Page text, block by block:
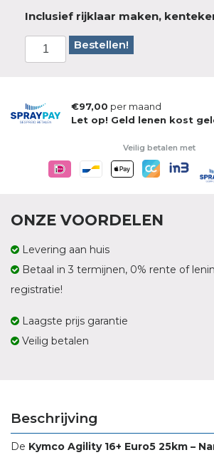
Inclusief rijklaar maken,
Bestellen!
€97,00 per maand
Let op! Geld lenen kost
Veilig betalen met
ONZE VOORDELEN
Levering aan huis
Betaal in 3 termijnen, 0% rente of
registratie!
Laagste prijs garantie
Veilig betalen
Beschrijving
De Kymco Agility 16+ Euro5 25km –